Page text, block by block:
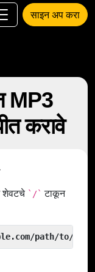
साइन अप करा
MP3
करावे
शेवटचे `/` टाकून
path/to/